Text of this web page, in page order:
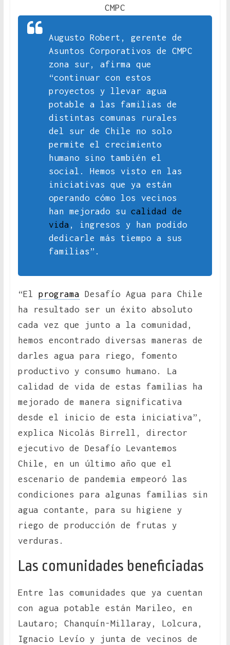
CMPC
Augusto Robert, gerente de
Asuntos Corporativos de CMPC
zona sur, afirma que
“continuar con estos
proyectos y llevar agua
potable a las familias de
distintas comunas rurales
del sur de Chile no solo
permite el crecimiento
humano sino también el
social. Hemos visto en las
iniciativas que ya están
operando cómo los vecinos
han mejorado su calidad de
vida , ingresos y han podido
dedicarle más tiempo a sus
familias”.
“El programa Desafío Agua para Chile
ha resultado ser un éxito absoluto
cada vez que junto a la comunidad,
hemos encontrado diversas maneras de
darles agua para riego, fomento
productivo y consumo humano. La
calidad de vida de estas familias ha
mejorado de manera significativa
desde el inicio de esta iniciativa”,
explica Nicolás Birrell, director
ejecutivo de Desafío Levantemos
Chile, en un último año que el
escenario de pandemia empeoró las
condiciones para algunas familias sin
agua contante, para su higiene y
riego de producción de frutas y
verduras.
Las comunidades beneficiadas
Entre las comunidades que ya cuentan
con agua potable están Marileo, en
Lautaro; Chanquín-Millaray, Lolcura,
Ignacio Levío y junta de vecinos de